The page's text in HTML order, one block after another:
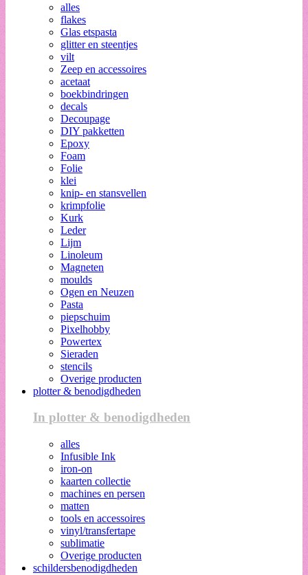
alles
flakes
Glas etspasta
glitter en steentjes
vilt
Zeep en accessoires
acetaat
boekbindringen
decals
Decoupage
DIY pakketten
Epoxy
Foam
Folie
klei
knip- en stansvellen
krimpfolie
Kurk
Leder
Lijm
Linoleum
Magneten
moulds
Ogen en Neuzen
Pasta
piepschuim
Pixelhobby
Powertex
Sieraden
stencils
Overige producten
plotter & benodigdheden
In plotter & benodigdheden
alles
Infusible Ink
iron-on
kaarten collectie
machines en persen
matten
tools en accessoires
vinyl/transfertape
sublimatie
Overige producten
schildersbenodigdheden